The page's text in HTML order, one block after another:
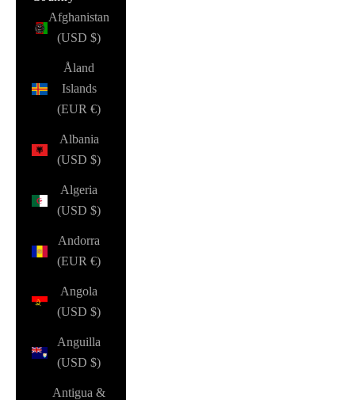
Afghanistan
(USD $)
Åland
Islands
(EUR €)
Albania
(USD $)
Algeria
(USD $)
Andorra
(EUR €)
Angola
(USD $)
Anguilla
(USD $)
Antigua &